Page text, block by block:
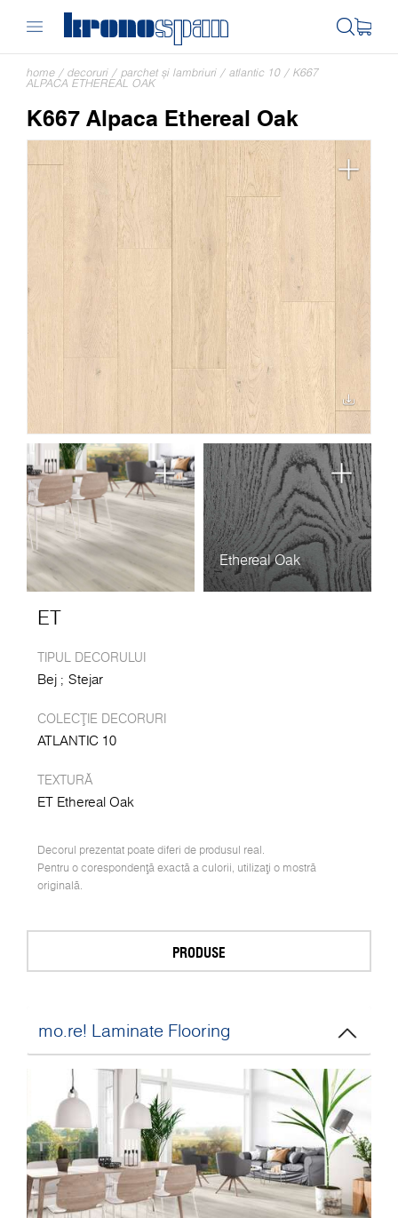
home / decoruri / parchet și lambriuri / atlantic 10 / K667
ALPACA ETHEREAL OAK
K667 Alpaca Ethereal Oak
Ethereal Oak
ET
TIPUL DECORULUI
Bej Stejar
COLECȚIE DECORURI
ATLANTIC 10
TEXTURĂ
ET Ethereal Oak
Decorul prezentat poate diferi de produsul real.
Pentru o corespondență exactă a culorii, utilizați o mostră
originală.
PRODUSE
mo.re! Laminate Flooring